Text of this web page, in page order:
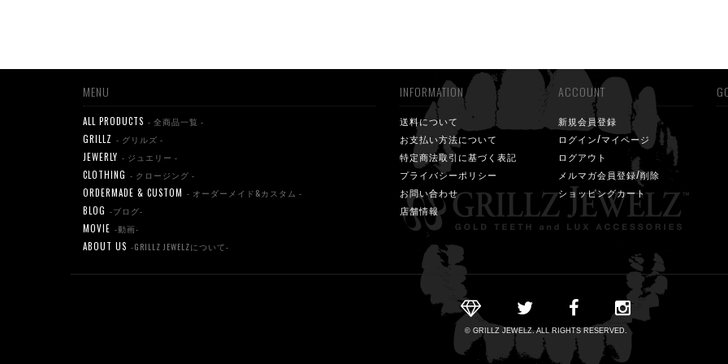
MENU
ALL PRODUCTS - 全商品一覧 -
GRILLZ - グリルズ -
JEWERLY - ジュエリー -
CLOTHING - クロージング -
ORDERMADE & CUSTOM - オーダーメイド&カスタム -
BLOG -ブログ-
MOVIE -動画-
ABOUT US -GRILLZ JEWELZについて-
INFORMATION
送料について
お支払い方法について
特定商法取引に基づく表記
プライバシーポリシー
お問い合わせ
店舗情報
ACCOUNT
新規会員登録
ログイン/マイページ
ログアウト
メルマガ会員登録/削除
ショッピングカート
© GRILLZ JEWELZ. ALL RIGHTS RESERVED.